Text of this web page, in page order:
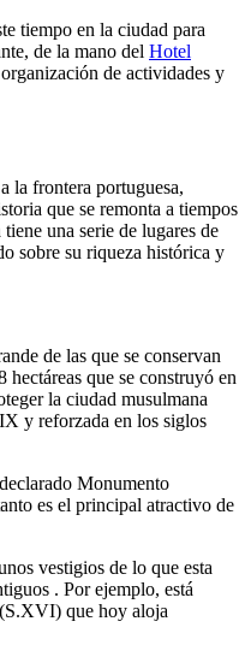
tiempo en la ciudad para
de la mano del Hotel
de actividades y
la frontera portuguesa,
que se remonta a tiempos
una serie de lugares de
sobre su riqueza histórica y
de las que se conservan
hectáreas que se construyó en
la ciudad musulmana
y reforzada en los siglos
Monumento
es el principal atractivo de
vestigios de lo que esta
. Por ejemplo, está
que hoy aloja